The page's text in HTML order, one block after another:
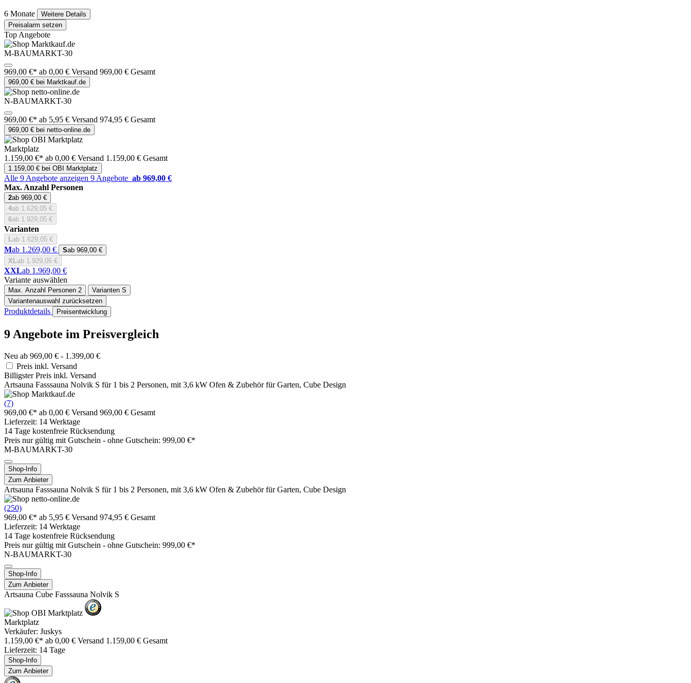
6 Monate
Weitere Details
Preisalarm setzen
Top Angebote
M-BAUMARKT-30
969,00 €* ab 0,00 € Versand 969,00 € Gesamt
969,00 € bei Marktkauf.de
N-BAUMARKT-30
969,00 €* ab 5,95 € Versand 974,95 € Gesamt
969,00 € bei netto-online.de
Marktplatz
1.159,00 €* ab 0,00 € Versand 1.159,00 € Gesamt
1.159,00 € bei OBI Marktplatz
Alle 9 Angebote anzeigen 9 Angebote ab 969,00 €
Max. Anzahl Personen
2ab 969,00 €
4ab 1.629,05 €
6ab 1.929,05 €
Varianten
Lab 1.629,05 €
Mab 1.269,00 € Sab 969,00 €
XLab 1.929,05 €
XXLab 1.969,00 €
Variante auswählen
Max. Anzahl Personen 2 Varianten S
Variantenauswahl zurücksetzen
Produktdetails Preisentwicklung
9 Angebote im Preisvergleich
Neu ab 969,00 € - 1.399,00 €
Preis inkl. Versand
Billigster Preis inkl. Versand
Artsauna Fasssauna Nolvik S für 1 bis 2 Personen, mit 3,6 kW Ofen & Zubehör für Garten, Cube Design
(7)
969,00 €* ab 0,00 € Versand 969,00 € Gesamt
Lieferzeit: 14 Werktage
14 Tage kostenfreie Rücksendung
Preis nur gültig mit Gutschein - ohne Gutschein: 999,00 €*
M-BAUMARKT-30
Shop-Info
Zum Anbieter
Artsauna Fasssauna Nolvik S für 1 bis 2 Personen, mit 3,6 kW Ofen & Zubehör für Garten, Cube Design
(250)
969,00 €* ab 5,95 € Versand 974,95 € Gesamt
Lieferzeit: 14 Werktage
14 Tage kostenfreie Rücksendung
Preis nur gültig mit Gutschein - ohne Gutschein: 999,00 €*
N-BAUMARKT-30
Shop-Info
Zum Anbieter
Artsauna Cube Fasssauna Nolvik S
Marktplatz
Verkäufer: Juskys
1.159,00 €* ab 0,00 € Versand 1.159,00 € Gesamt
Lieferzeit: 14 Tage
Shop-Info
Zum Anbieter